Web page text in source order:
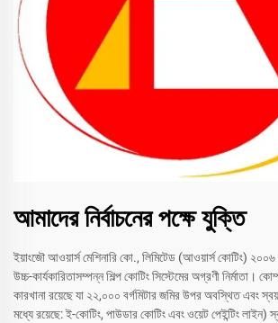
আমাদের নির্বাচনের পক্ষে যুক্তি
ইয়াংজৌ আওয়ার্স মেশিনারি কো., লিমিটেড (আওয়ার্স কোটিং) ২০০৬
উচ্চ-কার্যকারিতাসম্পন্ন শিল্প কোটিং সিস্টেমের অগ্রণী নির্মাতা।
কারখানা রয়েছে যা ২২,০০০ বর্গমিটার জমির উপর অবস্থিত এবং
মধ্যে রয়েছে: ই-কোটিং, পাউডার কোটিং এবং ওয়েট পেইন্টিং লাইন)